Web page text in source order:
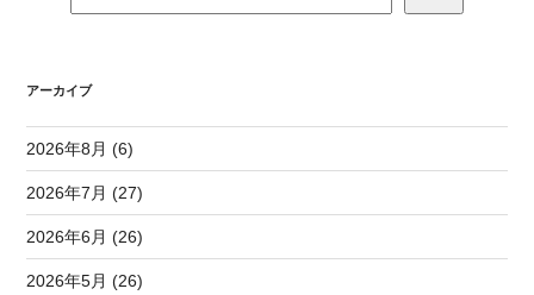
アーカイブ
2026年8月 (6)
2026年7月 (27)
2026年6月 (26)
2026年5月 (26)